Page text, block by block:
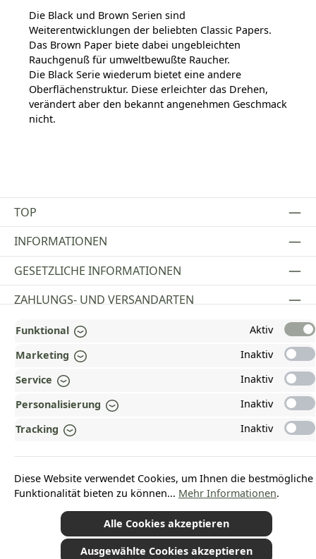
Die Black und Brown Serien sind
Weiterentwicklungen der beliebten Classic Papers.
Das Brown Paper biete dabei ungebleichten
Rauchgenuß für umweltbewußte Raucher.
Die Black Serie wiederum bietet eine andere
Oberflächenstruktur. Diese erleichter das Drehen,
verändert aber den bekannt angenehmen Geschmack
nicht.
TOP
INFORMATIONEN
GESETZLICHE INFORMATIONEN
ZAHLUNGS- UND VERSANDARTEN
AUSGEZEICHNET UND ZERTIFIZIERT!
WARUM HEAD-SHOP.DE?
UNSERE COMMUNITIES
*Alle Preise inkl. gesetzl. Mehrwertsteuer zzgl.Versandkostenund ggf.
© 2026 Plamundo GmbH - Alle Rechte vorbehalten. Theme by
ThemeWare®
Funktional
Aktiv
Marketing
Inaktiv
Service
Inaktiv
Personalisierung
Inaktiv
Tracking
Inaktiv
Diese Website verwendet Cookies, um Ihnen die bestmögliche
Funktionalität bieten zu können... Mehr Informationen.
Alle Cookies akzeptieren
Ausgewählte Cookies akzeptieren